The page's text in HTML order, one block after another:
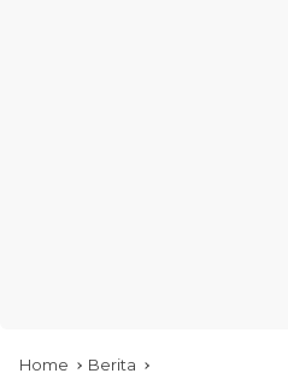
Home Berita